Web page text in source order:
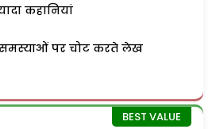
कहानियां
पर चोट करते लेख